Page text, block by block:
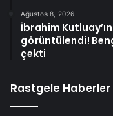
Ağustos 8, 2026
İbrahim
görüntülendi!
çekti
Rastgele Haberler